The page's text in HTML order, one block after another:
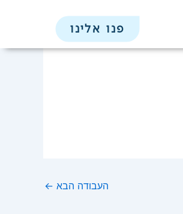
פנו אלינו
העבודה הבא ←